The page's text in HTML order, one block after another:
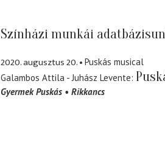
Színházi munkái
2020. augusztus 20.
Puskás musical
Galambos Attila - Juhász Levente
Gyermek Puskás
Rikkancs